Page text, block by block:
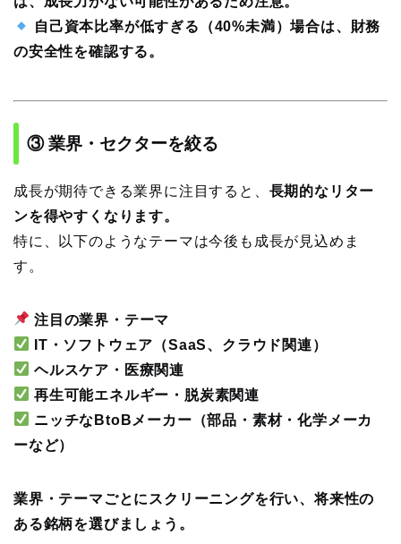
自己資本比率が低すぎる（40%未満）場合は、財務
の安全性を確認する。
③ 業界・セクターを絞る
成長が期待できる業界に注目すると、 長期的なリター
ンを得やすくなります。
特に、以下のようなテーマは今後も成長が見込めま
す。
注目の業界・テーマ
IT・ソフトウェア（SaaS、クラウド関連）
ヘルスケア・医療関連
再生可能エネルギー・脱炭素関連
ニッチなBtoBメーカー（部品・素材・化学メーカ
ーなど）
業界・テーマごとにスクリーニングを行い、将来性の
ある銘柄を選びましょう。